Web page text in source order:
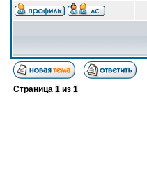
Страница 1 из 1